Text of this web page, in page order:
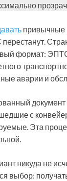
привычные
формат:
аварии и
документ
с
Эта
никуда не
выбор: